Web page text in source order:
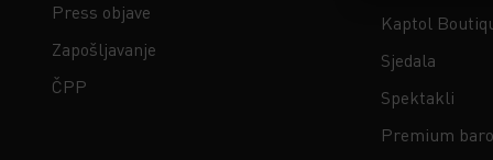
Press objave
Zapošljavanje
ČPP
Kaptol
Sjedala
Spektakli
Premium